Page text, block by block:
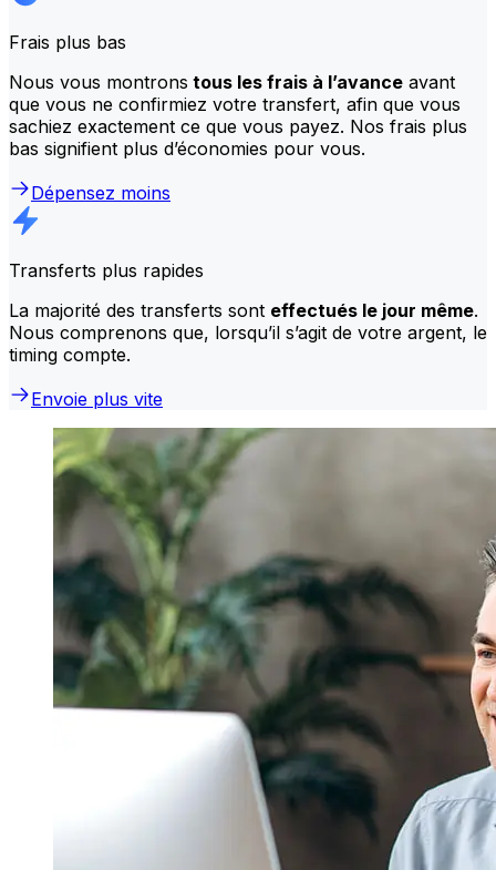
Frais plus bas
Nous vous montrons tous les frais à l’avance avant
que vous ne confirmiez votre transfert, afin que vous
sachiez exactement ce que vous payez. Nos frais plus
bas signifient plus d’économies pour vous.
Dépensez moins
Transferts plus rapides
La majorité des transferts sont effectués le jour même.
Nous comprenons que, lorsqu’il s’agit de votre argent, le
timing compte.
Envoie plus vite